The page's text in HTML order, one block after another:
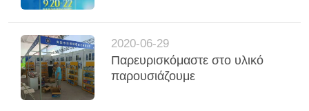
2020-06-29
Παρευρισκόμαστε στο υλικό
παρουσιάζουμε